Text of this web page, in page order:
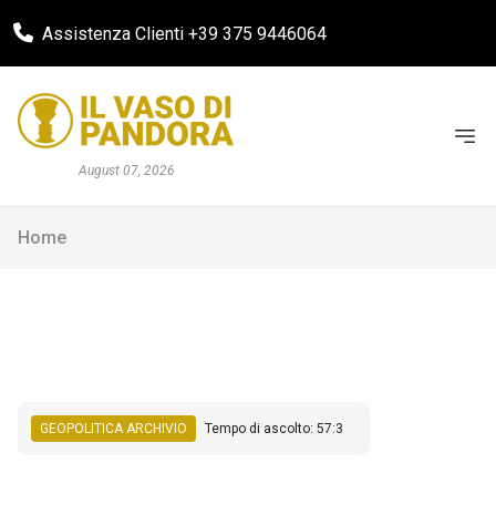
Assistenza Clienti +39 375 9446064
August 07, 2026
Home
GEOPOLITICA ARCHIVIO Tempo di ascolto: 57:3